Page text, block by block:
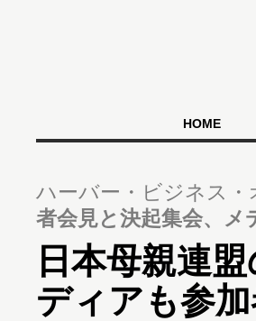
HOME
ハーバー・ビジネス・
者会見と決起集会、
日本母親連
ディアも参